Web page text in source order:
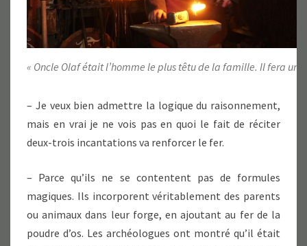
« Oncle Olaf était l’homme le plus têtu de la famille. Il fera un
– Je veux bien admettre la logique du raisonnement,
mais en vrai je ne vois pas en quoi le fait de réciter
deux-trois incantations va renforcer le fer.
– Parce qu’ils ne se contentent pas de formules
magiques. Ils incorporent véritablement des parents
ou animaux dans leur forge, en ajoutant au fer de la
poudre d’os. Les archéologues ont montré qu’il était